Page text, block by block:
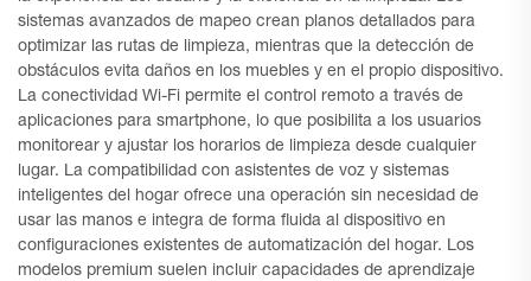
sistemas avanzados de mapeo crean planos detallados para
optimizar las rutas de limpieza, mientras que la detección de
obstáculos evita daños en los muebles y en el propio dispositivo.
La conectividad Wi-Fi permite el control remoto a través de
aplicaciones para smartphone, lo que posibilita a los usuarios
monitorear y ajustar los horarios de limpieza desde cualquier
lugar. La compatibilidad con asistentes de voz y sistemas
inteligentes del hogar ofrece una operación sin necesidad de
usar las manos e integra de forma fluida al dispositivo en
configuraciones existentes de automatización del hogar. Los
modelos premium suelen incluir capacidades de aprendizaje